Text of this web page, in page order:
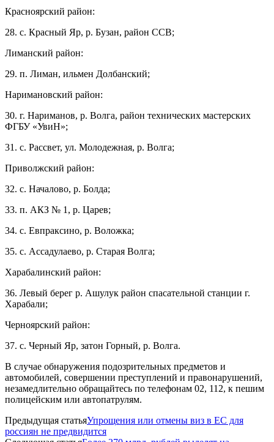
Красноярский район:
28. с. Красный Яр, р. Бузан, район ССВ;
Лиманский район:
29. п. Лиман, ильмен Долбанский;
Наримановский район:
30. г. Нариманов, р. Волга, район технических мастерских
ФГБУ «УвиН»;
31. с. Рассвет, ул. Молодежная, р. Волга;
Приволжский район:
32. с. Началово, р. Болда;
33. п. АКЗ № 1, р. Царев;
34. с. Евпраксино, р. Воложка;
35. с. Ассадулаево, р. Старая Волга;
Харабалинский район:
36. Левый берег р. Ашулук район спасательной станции г.
Харабали;
Черноярский район:
37. с. Черный Яр, затон Горный, р. Волга.
В случае обнаружения подозрительных предметов и
автомобилей, совершении преступлений и правонарушений,
незамедлительно обращайтесь по телефонам 02, 112, к пешим
полицейским или автопатрулям.
Предыдущая статьяУпрощения или отмены виз в ЕС для
россиян не предвидится